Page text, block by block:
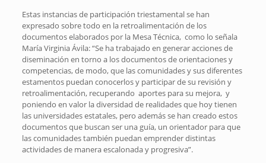
Estas instancias de participación triestamental se han
expresado sobre todo en la retroalimentación de los
documentos elaborados por la Mesa Técnica, como lo señala
María Virginia Ávila: “Se ha trabajado en generar acciones de
diseminación en torno a los documentos de orientaciones y
competencias, de modo, que las comunidades y sus diferentes
estamentos puedan conocerlos y participar de su revisión y
retroalimentación, recuperando aportes para su mejora, y
poniendo en valor la diversidad de realidades que hoy tienen
las universidades estatales, pero además se han creado estos
documentos que buscan ser una guía, un orientador para que
las comunidades también puedan emprender distintas
actividades de manera escalonada y progresiva”.